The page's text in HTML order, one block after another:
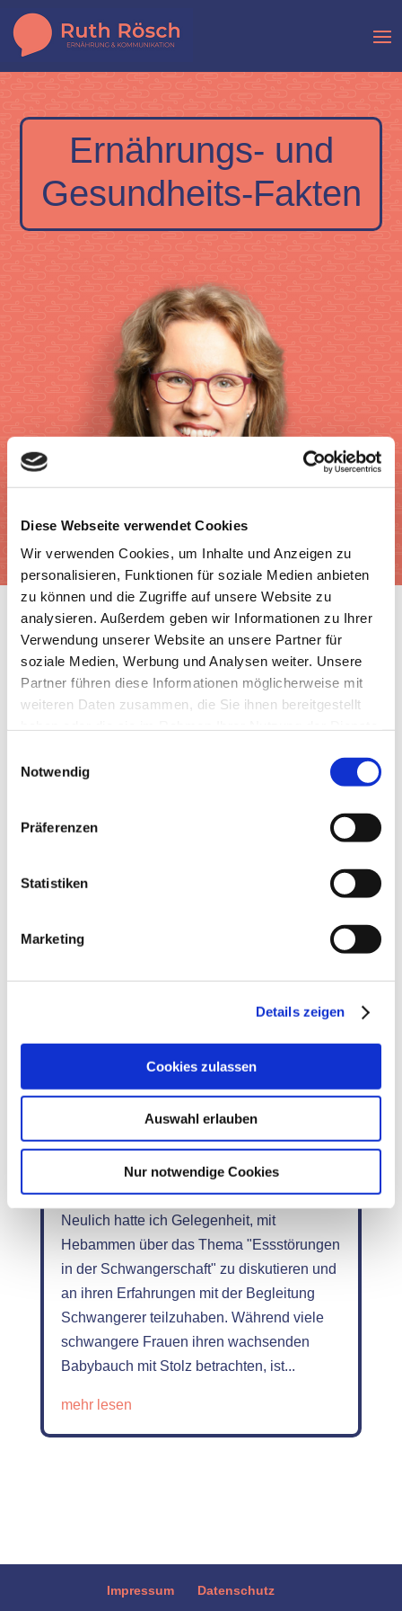
Diese Webseite verwendet Cookies
Wir verwenden Cookies, um Inhalte und Anzeigen zu
personalisieren, Funktionen für soziale Medien anbieten
zu können und die Zugriffe auf unsere Website zu
analysieren. Außerdem geben wir Informationen zu Ihrer
Verwendung unserer Website an unsere Partner für
soziale Medien, Werbung und Analysen weiter. Unsere
Partner führen diese Informationen möglicherweise mit
weiteren Daten zusammen, die Sie ihnen bereitgestellt
Notwendig
Präferenzen
Statistiken
Marketing
Details zeigen
Cookies zulassen
Auswahl erlauben
Nur notwendige Cookies
Ernährungs- und
Gesundheits-Fakten
Ernährung
Essstörungen und
Schwangerschaft
27. Juni 2026
Neulich hatte ich Gelegenheit, mit
Hebammen über das Thema "Essstörungen
in der Schwangerschaft" zu diskutieren und
an ihren Erfahrungen mit der Begleitung
Schwangerer teilzuhaben. Während viele
schwangere Frauen ihren wachsenden
Babybauch mit Stolz betrachten, ist...
mehr lesen
Impressum Datenschutz